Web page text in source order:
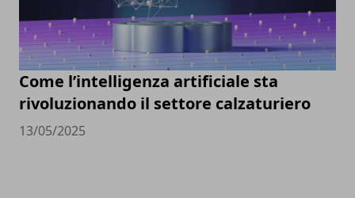
Come l’intelligenza artificiale sta
rivoluzionando il settore calzaturiero
13/05/2025